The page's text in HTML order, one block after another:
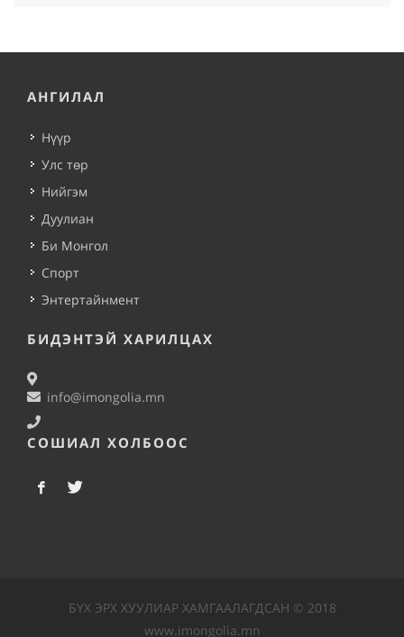
АНГИЛАЛ
Нүүр
Улс төр
Нийгэм
Дуулиан
Би Монгол
Спорт
Энтертайнмент
БИДЭНТЭЙ ХАРИЛЦАХ
info@imongolia.mn
СОШИАЛ ХОЛБООС
БҮХ ЭРХ ХУУЛИАР ХАМГААЛАГДСАН © 2018
www.imongolia.mn